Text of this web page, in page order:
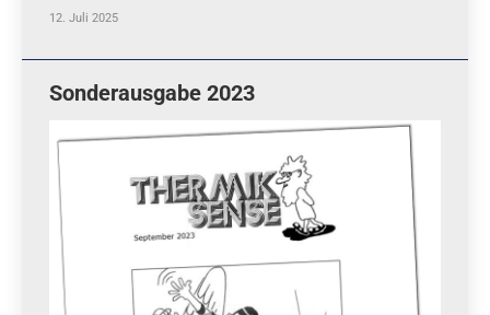
12. Juli 2025
Sonderausgabe 2023